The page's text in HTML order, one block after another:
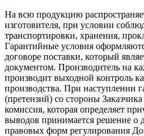
На всю продукцию
изготовителя, при условии
транспортировки, хранения,
Гарантийные условия
договоре поставки, который
документом. Производитель на
производит выходной контроль
производства. При наступлении
(претензий) со стороны Заказчика
комиссия, которая определяет
выводов принимается решение о
правовых форм регулирования